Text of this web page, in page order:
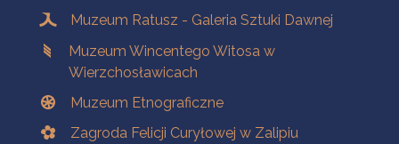
Muzeum Ratusz - Galeria Sztuki Dawnej
Muzeum Wincentego Witosa w
Wierzchosławicach
Muzeum Etnograficzne
Zagroda Felicji Curyłowej w Zalipiu